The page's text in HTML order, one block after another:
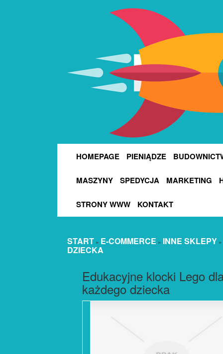
HOMEPAGE PIENIĄDZE
MASZYNY SPEDYCJA MARKETING
STRONY WWW KONTAKT
START » E-COMMERCE » INNE SKLEPY »
DZIECKA
Edukacyjne klocki Lego
każdego dziecka